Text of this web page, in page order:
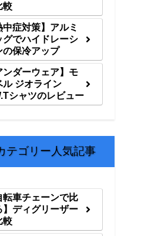
較
中症対策】アルミ
グでハイドレーシ
の保冷アップ
ンダーウェア】モ
ル ジオライン
シャツのレビュー
テゴリー人気記事
転車チェーンで比
】ディグリーザー
較